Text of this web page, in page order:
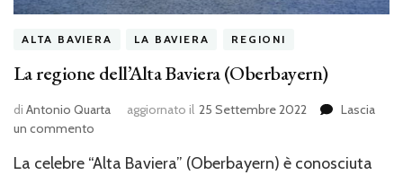
ALTA BAVIERA LA BAVIERA REGIONI
La regione dell’Alta Baviera (Oberbayern)
di Antonio Quarta aggiornato il 25 Settembre 2022
Lascia
un commento
regione
La celebre “Alta Baviera” (Oberbayern) è conosciuta